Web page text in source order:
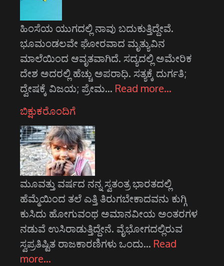
ಹಿಂಸೆಯ ಯುಗದಲ್ಲಿ ನಾವು ಬದುಕುತ್ತಿದ್ದೇವೆ.
ಭೂಮಂಡಲವೇ ಘೋರವಾದ ಮೃತ್ಯುವಿನ
ಮಾಲೆಯಿಂದ ಆವೃತವಾಗಿದೆ. ಸದ್ಯದಲ್ಲಿ ಅಮೇರಿಕ
ದೇಶ ಅದರಲ್ಲಿ ಹೆಚ್ಚು ಅಪರಾಧಿ. ಸತ್ಯಕ್ಕೆ ದುರ್ಗತಿ;
ದ್ವೇಷಕ್ಕೆ ವಿಜಯ; ಪ್ರೇಮ… Read more…
ಬಿಕ್ಷುಕರೊಂದಿಗೆ
ಮೂವತ್ತು ವರ್ಷದ ನನ್ನ ಸ್ವತಂತ್ರ ಭಾರತದಲ್ಲಿ
ಹೆಮ್ಮೆಯಿಂದ ತಲೆ ಎತ್ತಿ ತಿರುಗಬೇಕಾದವನು ಕುಗ್ಗಿ
ಕುಸಿದು ಹೋಗುವಂಥ ಅಮಾನವೀಯ ಅಂತರಗಳ
ನಡುವೆ ಉಸಿರಾಡುತ್ತಿದ್ದೇನೆ. ವೈಭೋಗದಲ್ಲಿರುವ
ಸ್ವಪ್ರತಿಷ್ಟಿತ ರಾಜಕಾರಣಿಗಳು ಒಂದು… Read
more…